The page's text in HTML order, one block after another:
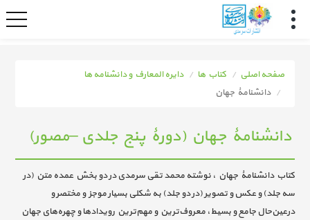
صفحه اصلی کتاب ها
دایره المعارف و دانشنامه ها
دانشنامۀ جهان
دانشنامۀ جهان (دورۀ پنج جلدی –مصور)
کتاب دانشنامۀ جهان ، نوشته محمد تقی سرمدی در دو بخش عمده متن (در
سه جلد) و عکس و تصویر (در دو جلد) به شکلی بسیار موجز و مختصر و
درعین‌حال جامع و بسیط، معروف‌ترین و مهم‌ترین رویدادها و چهره‌های جهان